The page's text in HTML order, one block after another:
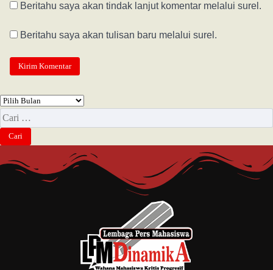
Beritahu saya akan tindak lanjut komentar melalui surel.
Beritahu saya akan tulisan baru melalui surel.